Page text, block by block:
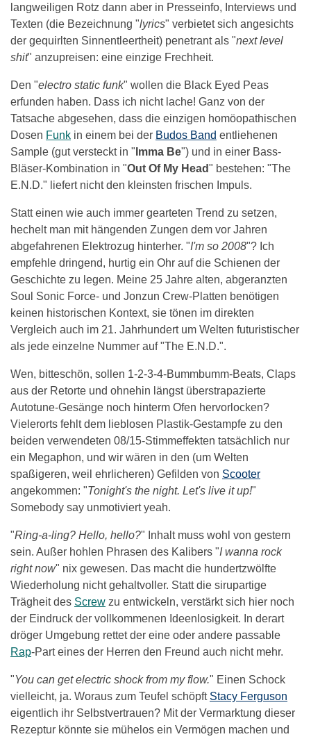
langweiligen Rotz dann aber in Presseinfo, Interviews und
Texten (die Bezeichnung "lyrics" verbietet sich angesichts
der gequirlten Sinnentleertheit) penetrant als "next level
shit" anzupreisen: eine einzige Frechheit.
Den "electro static funk" wollen die Black Eyed Peas
erfunden haben. Dass ich nicht lache! Ganz von der
Tatsache abgesehen, dass die einzigen homöopathischen
Dosen Funk in einem bei der Budos Band entliehenen
Sample (gut versteckt in " Imma Be") und in einer Bass-
Bläser-Kombination in "Out Of My Head" bestehen: "The
E.N.D." liefert nicht den kleinsten frischen Impuls.
Statt einen wie auch immer gearteten Trend zu setzen,
hechelt man mit hängenden Zungen dem vor Jahren
abgefahrenen Elektrozug hinterher. "I'm so 2008"? Ich
empfehle dringend, hurtig ein Ohr auf die Schienen der
Geschichte zu legen. Meine 25 Jahre alten, abgeranzten
Soul Sonic Force- und Jonzun Crew-Platten benötigen
keinen historischen Kontext, sie tönen im direkten
Vergleich auch im 21. Jahrhundert um Welten futuristischer
als jede einzelne Nummer auf "The E.N.D.".
Wen, bitteschön, sollen 1-2-3-4-Bummbumm-Beats, Claps
aus der Retorte und ohnehin längst überstrapazierte
Autotune-Gesänge noch hinterm Ofen hervorlocken?
Vielerorts fehlt dem lieblosen Plastik-Gestampfe zu den
beiden verwendeten 08/15-Stimmeffekten tatsächlich nur
ein Megaphon, und wir wären in den (um Welten
spaßigeren, weil ehrlicheren) Gefilden von Scooter
angekommen: "Tonight's the night. Let's live it up!"
Somebody say unmotiviert yeah.
"Ring-a-ling? Hello, hello?" Inhalt muss wohl von gestern
sein. Außer hohlen Phrasen des Kalibers "I wanna rock
right now" nix gewesen. Das macht die hundertzwölfte
Wiederholung nicht gehaltvoller. Statt die sirupartige
Trägheit des Screw zu entwickeln, verstärkt sich hier noch
der Eindruck der vollkommenen Ideenlosigkeit. In derart
dröger Umgebung rettet der eine oder andere passable
Rap-Part eines der Herren den Freund auch nicht mehr.
"You can get electric shock from my flow." Einen Schock
vielleicht, ja. Woraus zum Teufel schöpft Stacy Ferguson
eigentlich ihr Selbstvertrauen? Mit der Vermarktung dieser
Rezeptur könnte sie mühelos ein Vermögen machen und